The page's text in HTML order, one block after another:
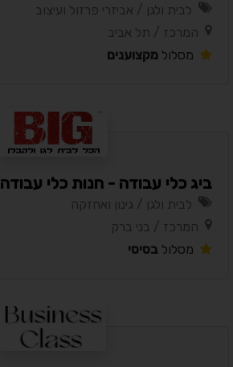
לבית ולגן / אביזרי פרזול ועיצוב
המרכז / תל אביב
מסלול מקצוענים
ביג כלי עבודה - חנות כלי עבודה
לבית ולגן / גינון ואחזקה
המרכז / בני ברק
מסלול בסיסי